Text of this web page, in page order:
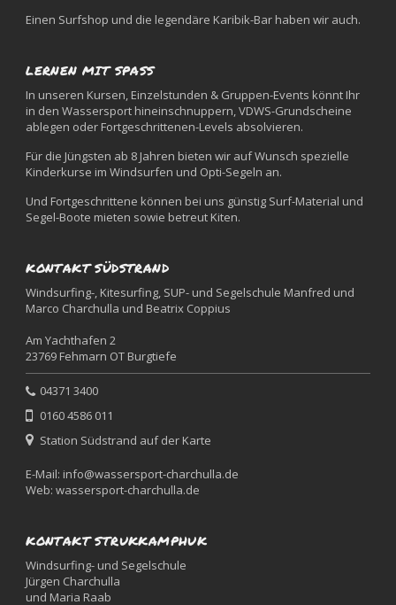
Einen Surfshop und die legendäre Karibik-Bar haben wir auch.
LERNEN MIT SPASS
In unseren Kursen, Einzelstunden & Gruppen-Events könnt Ihr
in den Wassersport hineinschnuppern, VDWS-Grundscheine
ablegen oder Fortgeschrittenen-Levels absolvieren.
Für die Jüngsten ab 8 Jahren bieten wir auf Wunsch spezielle
Kinderkurse im Windsurfen und Opti-Segeln an.
Und Fortgeschrittene können bei uns günstig Surf-Material und
Segel-Boote mieten sowie betreut Kiten.
KONTAKT SÜDSTRAND
Windsurfing-, Kitesurfing, SUP- und Segelschule Manfred und
Marco Charchulla und Beatrix Coppius
Am Yachthafen 2
23769 Fehmarn OT Burgtiefe
04371 3400
0160 4586 011
Station Südstrand auf der Karte
E-Mail: info@wassersport-charchulla.de
Web:wassersport-charchulla.de
KONTAKT STRUKKAMPHUK
Windsurfing- und Segelschule
Jürgen Charchulla
und Maria Raab